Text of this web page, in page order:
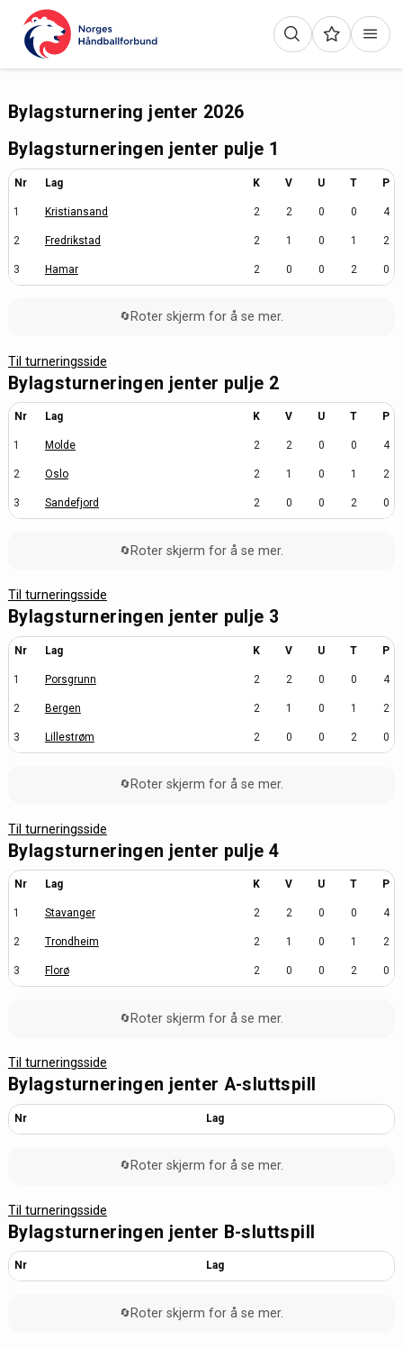
Bylagsturnering jenter 2026
Bylagsturneringen jenter pulje 1
Nr Lag K V U T P
1 Kristiansand 2 2 0 0 4
2 Fredrikstad 2 1 0 1 2
3 Hamar 2 0 0 2 0
🔄 Roter skjerm for å se mer.
Til turneringsside
Bylagsturneringen jenter pulje 2
Nr Lag K V U T P
1 Molde 2 2 0 0 4
2 Oslo 2 1 0 1 2
3 Sandefjord 2 0 0 2 0
🔄 Roter skjerm for å se mer.
Til turneringsside
Bylagsturneringen jenter pulje 3
Nr Lag K V U T P
1 Porsgrunn 2 2 0 0 4
2 Bergen 2 1 0 1 2
3 Lillestrøm 2 0 0 2 0
🔄 Roter skjerm for å se mer.
Til turneringsside
Bylagsturneringen jenter pulje 4
Nr Lag K V U T P
1 Stavanger 2 2 0 0 4
2 Trondheim 2 1 0 1 2
3 Florø 2 0 0 2 0
🔄 Roter skjerm for å se mer.
Til turneringsside
Bylagsturneringen jenter A-sluttspill
Nr Lag
🔄 Roter skjerm for å se mer.
Til turneringsside
Bylagsturneringen jenter B-sluttspill
Nr Lag
🔄 Roter skjerm for å se mer.